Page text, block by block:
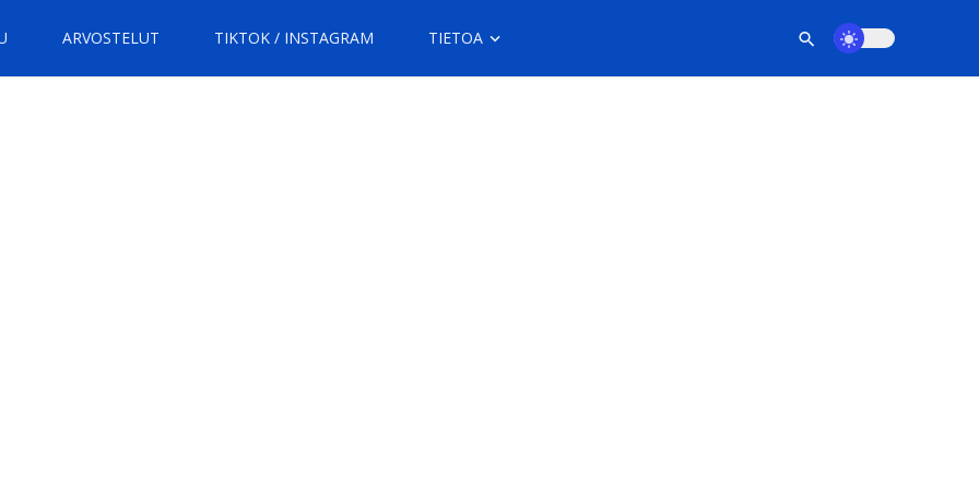
ARVOSTELUT TIKTOK / INSTAGRAM TIETOA